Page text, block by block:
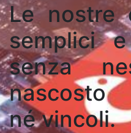
Le nostre
semplici
senza
nascosto
né vincoli.